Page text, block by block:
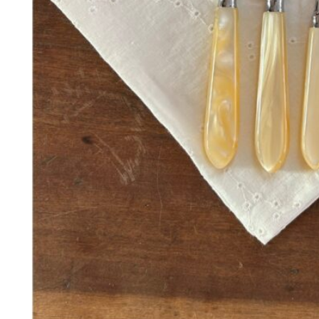
DKK Tilføj til kurv